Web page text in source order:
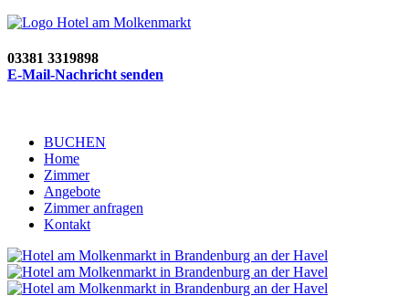
03381 3319898
E-Mail-Nachricht senden
BUCHEN
Home
Zimmer
Angebote
Zimmer anfragen
Kontakt